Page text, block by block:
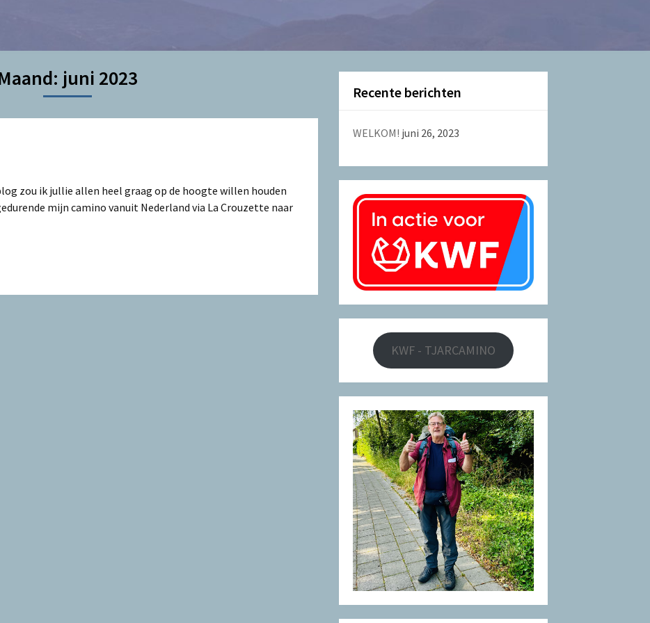
juni 2023
zou ik jullie allen heel graag op de hoogte willen houden
mijn camino vanuit Nederland via La Crouzette naar
Recente berichten
WELKOM! juni 26, 2023
KWF - TJARCAMINO